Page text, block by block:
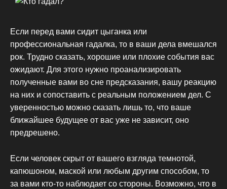
Если перед вами сидит цыганка или
профессиональная гадалка, то в ваши дела вмешался
рок. Трудно сказать, хорошие или плохие события вас
ожидают. Для этого нужно проанализировать
полученные вами во сне предсказания, вашу реакцию
на них и сопоставить с реальным положением дел. С
уверенностью можно сказать лишь то, что ваше
ближайшее будущее от вас уже не зависит, оно
предрешено.
Если человек скрыт от вашего взгляда темнотой,
капюшоном, маской или любым другим способом, то
за вами кто-то наблюдает со стороны. Возможно, что в